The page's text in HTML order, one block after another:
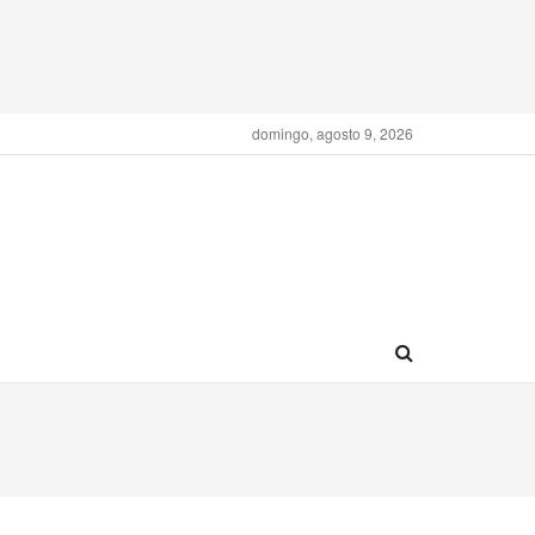
domingo, agosto 9, 2026